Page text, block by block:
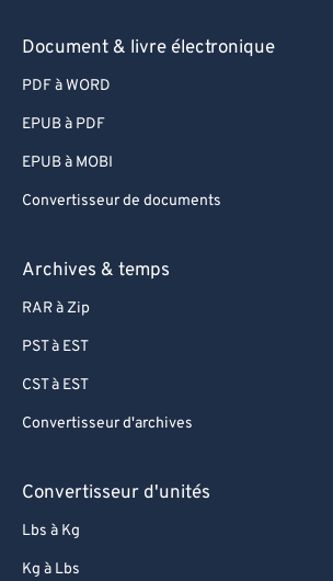
Document & livre électronique
PDF à WORD
EPUB à PDF
EPUB à MOBI
Convertisseur de documents
Archives & temps
RAR à Zip
PST à EST
CST à EST
Convertisseur d'archives
Convertisseur d'unités
Lbs à Kg
Kg à Lbs